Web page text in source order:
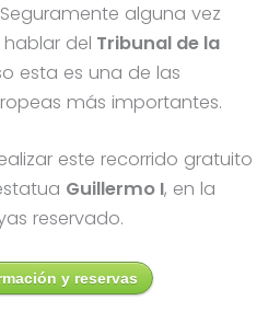
alguna vez
del Tribunal de la
esta es una de las
más importantes.
este recorrido gratuito
Guillermo I, en la
reservado.
y reservas